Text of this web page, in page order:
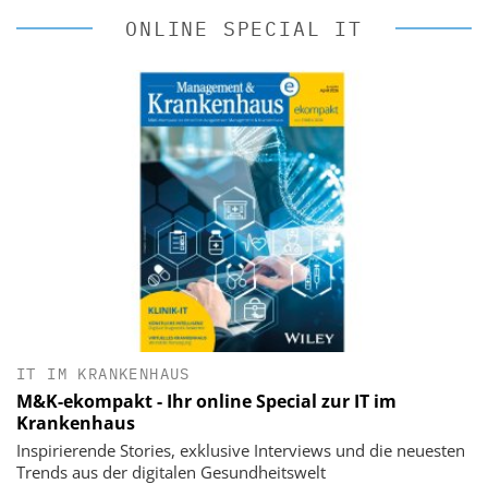
ONLINE SPECIAL IT
IT IM KRANKENHAUS
M&K-ekompakt - Ihr online Special zur IT im
Krankenhaus
Inspirierende Stories, exklusive Interviews und die neuesten
Trends aus der digitalen Gesundheitswelt